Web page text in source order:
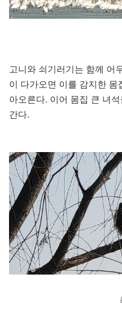
고니와 쇠기러기는 함께 어
이 다가오면 이를 감지한
아오른다. 이어 몸집 큰 녀
간다.